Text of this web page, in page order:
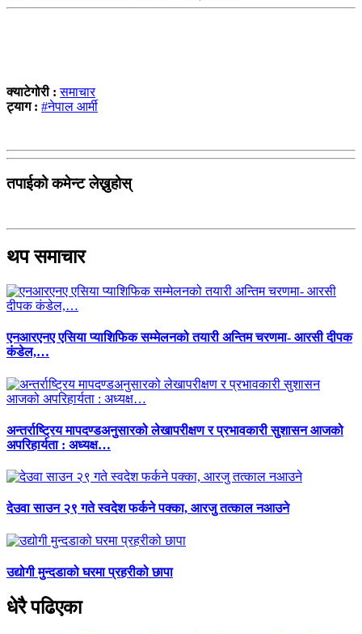
क्याटेगोरी :समाचार
ट्याग : #नेपाल आर्मी
तपाईको कमेन्ट लेख्नुहोस्
थप समाचार
एनआरएनए एसिया प्याशिफिक सम्मेलनको तयारी अन्तिम चरणमा- आरसी दीपक
कंडेल,…
अन्तर्राष्ट्रिय मापदण्डअनुसारको लेखापरीक्षण र प्रभावकारी सुशासन आजको
अपरिहार्यता : अध्यक्ष…
देउवा साउन २९ गते स्वदेश फर्कने पक्का, आरजु तत्काल नआउने
उद्योगी मुन्दडाको घरमा प्रहरीको छापा
धेरै पढिएका